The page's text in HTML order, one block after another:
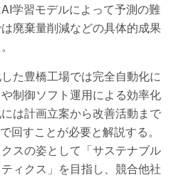
学習モデルによって予測の難
廃棄量削減などの具体的成果
た豊橋工場では完全自動化に
制御ソフト運用による効率化
は計画立案から改善活動まで
回すことが必要と解説する。
スの姿として「サステナブル
ィクス」を目指し、競合他社